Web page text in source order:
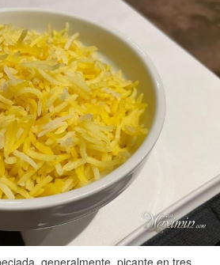
generalmente, picante en tres